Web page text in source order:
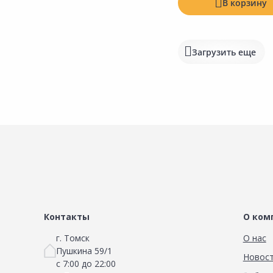
В корзину
Загрузить еще
Контакты
г. Томск
Пушкина 59/1
с 7:00 до 22:00
О
О нас